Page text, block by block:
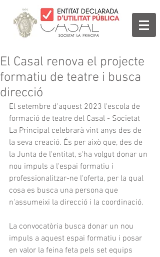
El Casal renova el projecte
formatiu de teatre i busca
direcció
El setembre d'aquest 2023 l'escola de
formació de teatre del Casal - Societat
La Principal celebrarà vint anys des de
la seva creació. És per això que, des de
la Junta de l'entitat, s'ha volgut donar un
nou impuls a l'espai formatiu i
professionalitzar-ne l'oferta, per la qual
cosa es busca una persona que
n'assumeixi la direcció i la coordinació.
La convocatòria busca donar un nou
impuls a aquest espai formatiu i posar
en valor la feina feta pels set equips